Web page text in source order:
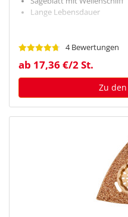
Lange Lebensdauer
4 Bewertungen
ab 17,36 €/2 St.
Zu